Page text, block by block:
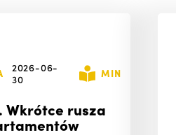
2026-06-
30
MIN
Wkrótce rusza